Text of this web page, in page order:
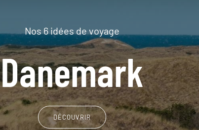
Nos 6 idées de voyage
Danemark
DÉCOUVRIR